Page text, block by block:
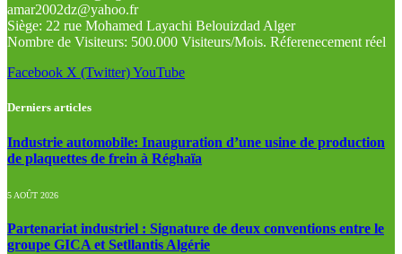
amar2002dz@yahoo.fr
Siège: 22 rue Mohamed Layachi Belouizdad Alger
Nombre de Visiteurs: 500.000 Visiteurs/Mois. Réferenecement réel
Facebook X (Twitter)YouTube
Derniers articles
Industrie automobile: Inauguration d’une usine de production
de plaquettes de frein à Réghaïa
5 AOÛT 2026
Partenariat industriel : Signature de deux conventions entre le
groupe GICA et Setllantis Algérie